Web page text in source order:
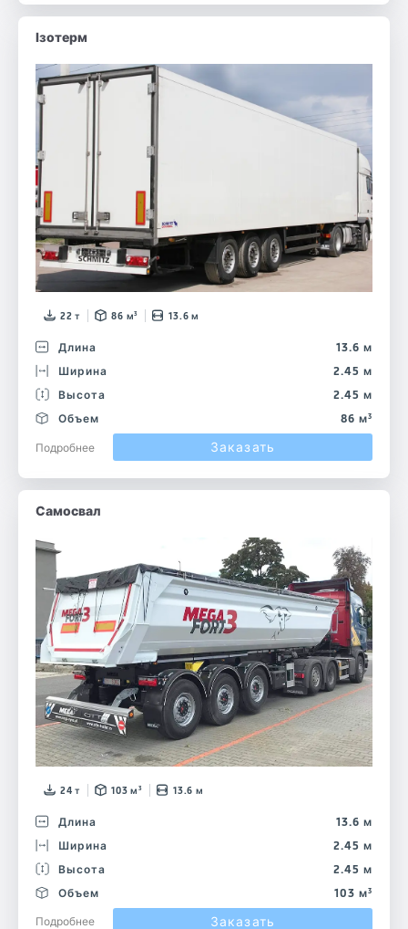
Ізотерм
22 т 86 м³ 13.6 м
Длина
13.6 м
Ширина
2.45 м
Высота
2.45 м
Объем
86 м³
Подробнее
Заказать
Самосвал
24 т 103 м³ 13.6 м
Длина
13.6 м
Ширина
2.45 м
Высота
2.45 м
Объем
103 м³
Подробнее
Заказать